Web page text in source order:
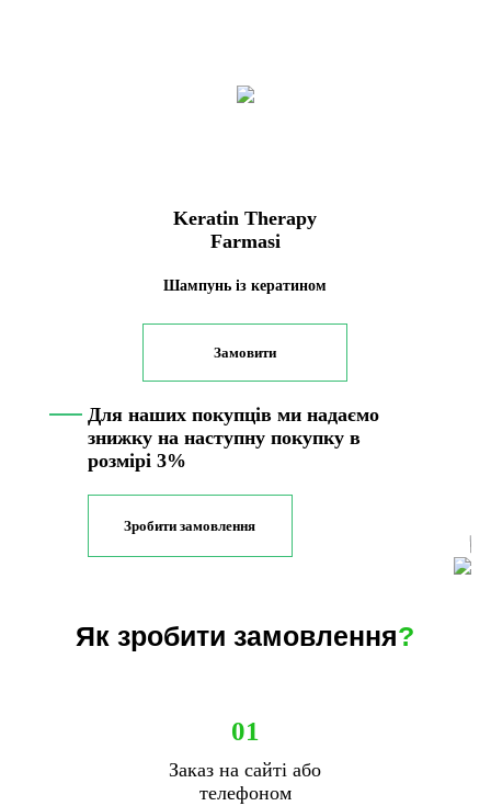
Keratin Therapy
Farmasi
Шампунь із кератином
Замовити
Для наших покупців ми надаємо
знижку на наступну покупку в
розмірі 3%
Зробити замовлення
Як зробити замовлення?
01
Заказ на сайті або
телефоном